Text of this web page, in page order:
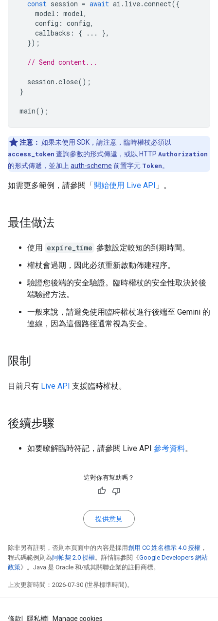
const session = await ai . live.connect({
model : model,
config : config,
callbacks : { ...
},
});
// Send content...
session .close();
}
main();
注意： 如果未使用 SDK，請注意，臨時權杖必須以
access_token 查詢參數的形式傳遞，或以 HTTP Authorization
的形式傳遞，並加上 auth-scheme 前置字元 Token。
如需更多範例，請參閱「 開始使用 Live API 」。
最佳做法
使用 expire_time 參數設定較短的到期時間。
權杖會過期，因此必須重新啟動佈建程序。
驗證您後端的安全驗證。臨時權杖的安全性取決於後
端驗證方法。
一般來說，請避免使用臨時權杖進行後端至 Gemini 的
連線，因為這個路徑通常視為安全。
限制
目前只有 Live API 支援臨時權杖。
後續步驟
如要瞭解臨時符記，請參閱 Live API 參考資料。
這對你有幫助嗎？
提供意見
除非另有註明，否則本頁面中的內容是採用創用 CC 姓名標示 4.0 授權 ，
程式碼範例則為阿帕契 2.0 授權。詳情請參閱《Google Developers 網站
政策》。Java 是 Oracle 和/或其關聯企業的註冊商標。
上次更新時間：2026-07-30 (世界標準時間)。
條款 隱私權 Manage cookies